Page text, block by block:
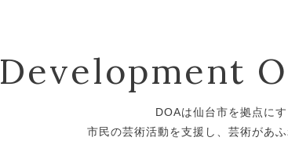
Development
DOAは仙台市を拠点に
市民の芸術活動を支援し、芸術があ